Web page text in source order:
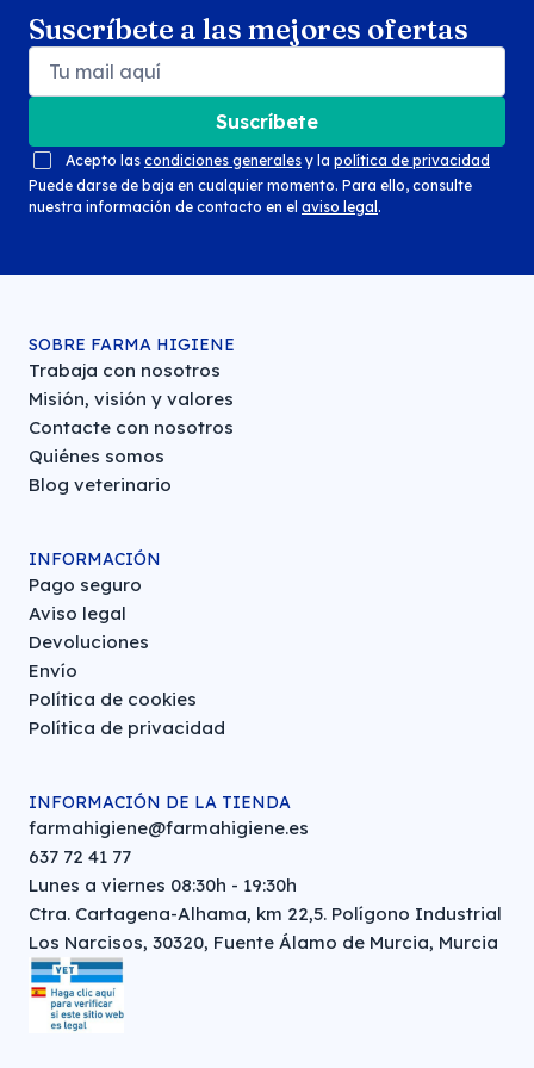
Suscríbete a las mejores ofertas
Suscríbete
Acepto las condiciones generales y la política de privacidad
Puede darse de baja en cualquier momento. Para ello, consulte
nuestra información de contacto en el aviso legal .
SOBRE FARMA HIGIENE
Trabaja con nosotros
Misión, visión y valores
Contacte con nosotros
Quiénes somos
Blog veterinario
INFORMACIÓN
Pago seguro
Aviso legal
Devoluciones
Envío
Política de cookies
Política de privacidad
INFORMACIÓN DE LA TIENDA
farmahigiene@farmahigiene.es
637 72 41 77
Lunes a viernes 08:30h - 19:30h
Ctra. Cartagena-Alhama, km 22,5. Polígono Industrial
Los Narcisos, 30320, Fuente Álamo de Murcia, Murcia